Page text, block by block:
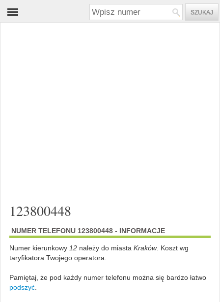
123800448
NUMER TELEFONU 123800448 - INFORMACJE
Numer kierunkowy 12należy do miasta Kraków. Koszt wg
taryfikatora Twojego operatora.
Pamiętaj, że pod każdy numer telefonu można się bardzo łatwo
podszyć.